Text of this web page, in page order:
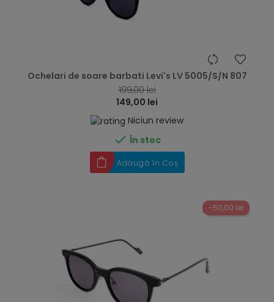
Ochelari de soare barbati Levi's LV 5005/S/N 807
199,00 lei
149,00 lei
Niciun review
 În stoc
Adaugă în Coș
-50,00 lei